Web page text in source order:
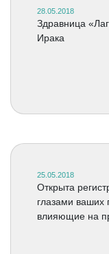
28.05.2018
Здравница
Ирака
25.05.2018
Открыта
глазами ваших
влияющие на